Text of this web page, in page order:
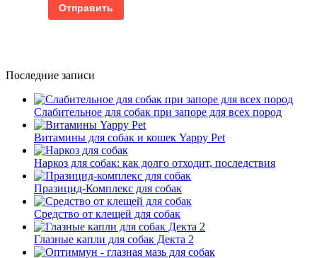
Последние записи
Слабительное для собак при запоре для всех пород
Витамины для собак и кошек Yappy Pet
Наркоз для собак: как долго отходит, последствия
Празицид-Комплекс для собак
Средство от клещей для собак
Глазные капли для собак Декта 2